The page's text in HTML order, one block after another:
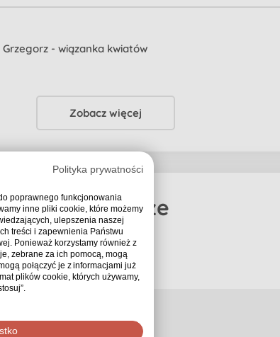
- wiązanka kwiatów
Zobacz więcej
Komentarze
Polityka prywatności
poprawnego funkcjonowania
inne pliki cookie, które możemy
ulepszenia naszej
treści i zapewnienia Państwu
Ponieważ korzystamy również z
zebrane za ich pomocą, mogą
połączyć je z informacjami już
plików cookie, których używamy,